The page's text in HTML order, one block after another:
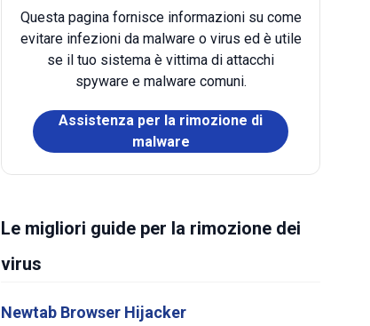
Questa pagina fornisce informazioni su come
evitare infezioni da malware o virus ed è utile
se il tuo sistema è vittima di attacchi
spyware e malware comuni.
Assistenza per la rimozione di
malware
Le migliori guide per la rimozione dei
virus
Newtab Browser Hijacker